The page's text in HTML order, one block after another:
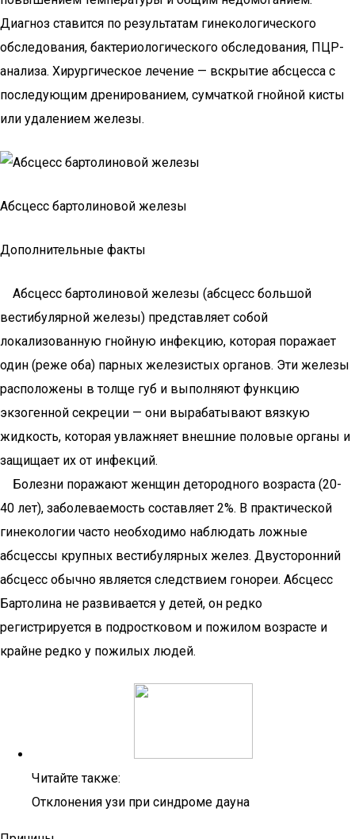
Диагноз ставится по результатам гинекологического
обследования, бактериологического обследования, ПЦР-
анализа. Хирургическое лечение — вскрытие абсцесса с
последующим дренированием, сумчаткой гнойной кисты
или удалением железы.
Абсцесс бартолиновой железы
Дополнительные факты
Абсцесс бартолиновой железы (абсцесс большой
вестибулярной железы) представляет собой
локализованную гнойную инфекцию, которая поражает
один (реже оба) парных железистых органов. Эти железы
расположены в толще губ и выполняют функцию
экзогенной секреции — они вырабатывают вязкую
жидкость, которая увлажняет внешние половые органы и
защищает их от инфекций.
Болезни поражают женщин детородного возраста (20-
40 лет), заболеваемость составляет 2%. В практической
гинекологии часто необходимо наблюдать ложные
абсцессы крупных вестибулярных желез. Двусторонний
абсцесс обычно является следствием гонореи. Абсцесс
Бартолина не развивается у детей, он редко
регистрируется в подростковом и пожилом возрасте и
крайне редко у пожилых людей.
Читайте также:
Отклонения узи при синдроме дауна